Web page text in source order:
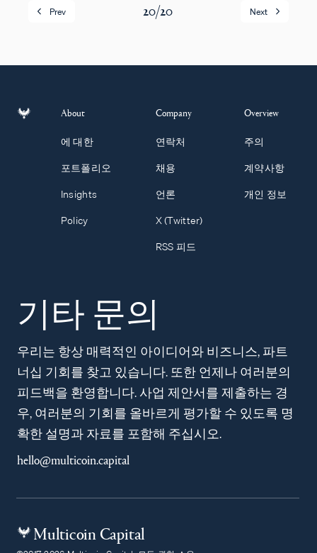
Prev 20/20 Next
About
에 대한
포트폴리오
Insights
Policy
Company
연락처
채용
언론
X (Twitter)
RSS 피드
Overview
주의
계약사항
개인 정보
기타 문의
우리는 항상 매력적인 아이디어와 비즈니스, 파트
너십 기회를 찾고 있습니다. 또한 언제나 여러분의
피드백을 환영합니다. 사업 제안서를 제출하는 경
우, 여러분의 기회를 올바르게 평가할 수 있도록 명
확한 설명과 자료를 포함해 주십시오.
hello@multicoin.capital
Multicoin Capital